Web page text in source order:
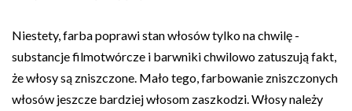
Niestety, farba poprawi stan włosów tylko na chwilę -
substancje filmotwórcze i barwniki chwilowo zatuszują fakt,
że włosy są zniszczone. Mało tego, farbowanie zniszczonych
włosów jeszcze bardziej włosom zaszkodzi. Włosy należy